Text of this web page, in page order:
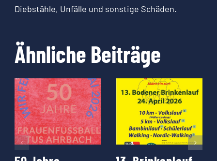
Diebstähle, Unfälle und sonstige Schäden.
Ähnliche Beiträge